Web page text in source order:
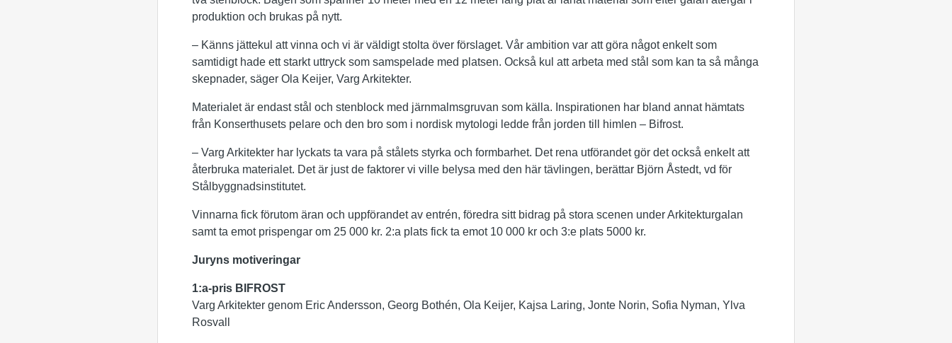
produktion och brukas på nytt.
– Känns jättekul att vinna och vi är väldigt stolta över förslaget. Vår ambition var att göra något enkelt som
samtidigt hade ett starkt uttryck som samspelade med platsen. Också kul att arbeta med stål som kan ta så många
skepnader, säger Ola Keijer, Varg Arkitekter.
Materialet är endast stål och stenblock med järnmalmsgruvan som källa. Inspirationen har bland annat hämtats
från Konserthusets pelare och den bro som i nordisk mytologi ledde från jorden till himlen – Bifrost.
– Varg Arkitekter har lyckats ta vara på stålets styrka och formbarhet. Det rena utförandet gör det också enkelt att
återbruka materialet. Det är just de faktorer vi ville belysa med den här tävlingen, berättar Björn Åstedt, vd för
Stålbyggnadsinstitutet.
Vinnarna fick förutom äran och uppförandet av entrén, föredra sitt bidrag på stora scenen under Arkitekturgalan
samt ta emot prispengar om 25 000 kr. 2:a plats fick ta emot 10 000 kr och 3:e plats 5000 kr.
Juryns motiveringar
1:a-pris BIFROST
Varg Arkitekter genom Eric Andersson, Georg Bothén, Ola Keijer, Kajsa Laring, Jonte Norin, Sofia Nyman, Ylva
Rosvall